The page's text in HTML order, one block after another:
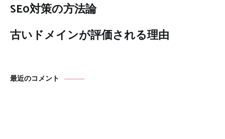
SE0対策の方法論
古いドメインが評価される理由
最近のコメント